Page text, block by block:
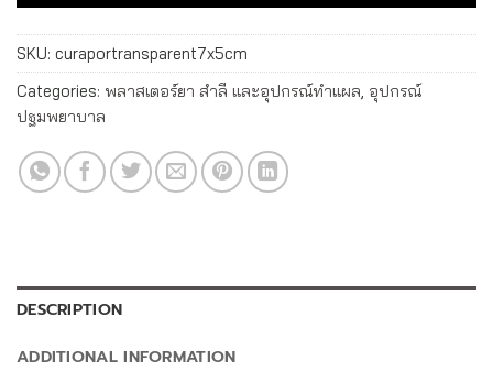
SKU: curaportransparent7x5cm
Categories: พลาสเตอร์ยา สำลี และอุปกรณ์ทำแผล, อุปกรณ์
ปฐมพยาบาล
DESCRIPTION
ADDITIONAL INFORMATION